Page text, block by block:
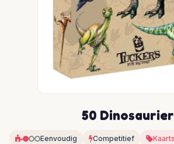
50
Eenvoudig Competitief